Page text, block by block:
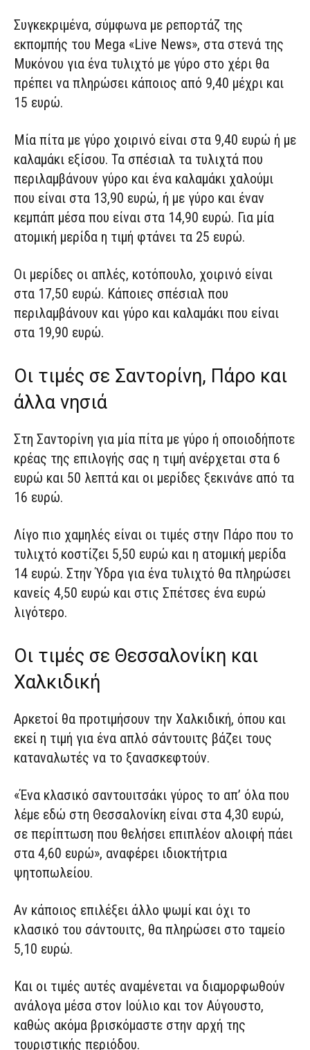
Συγκεκριμένα, σύμφωνα με ρεπορτάζ της
εκπομπής του Mega «Live News», στα στενά της
Μυκόνου για ένα τυλιχτό με γύρο στο χέρι θα
πρέπει να πληρώσει κάποιος από 9,40 μέχρι και
15 ευρώ.
Μία πίτα με γύρο χοιρινό είναι στα 9,40 ευρώ ή με
καλαμάκι εξίσου. Τα σπέσιαλ τα τυλιχτά που
περιλαμβάνουν γύρο και ένα καλαμάκι χαλούμι
που είναι στα 13,90 ευρώ, ή με γύρο και έναν
κεμπάπ μέσα που είναι στα 14,90 ευρώ. Για μία
ατομική μερίδα η τιμή φτάνει τα 25 ευρώ.
Οι μερίδες οι απλές, κοτόπουλο, χοιρινό είναι
στα 17,50 ευρώ. Κάποιες σπέσιαλ που
περιλαμβάνουν και γύρο και καλαμάκι που είναι
στα 19,90 ευρώ.
Οι τιμές σε Σαντορίνη, Πάρο και
άλλα νησιά
Στη Σαντορίνη για μία πίτα με γύρο ή οποιοδήποτε
κρέας της επιλογής σας η τιμή ανέρχεται στα 6
ευρώ και 50 λεπτά και οι μερίδες ξεκινάνε από τα
16 ευρώ.
Λίγο πιο χαμηλές είναι οι τιμές στην Πάρο που το
τυλιχτό κοστίζει 5,50 ευρώ και η ατομική μερίδα
14 ευρώ. Στην Ύδρα για ένα τυλιχτό θα πληρώσει
κανείς 4,50 ευρώ και στις Σπέτσες ένα ευρώ
λιγότερο.
Οι τιμές σε Θεσσαλονίκη και
Χαλκιδική
Αρκετοί θα προτιμήσουν την Χαλκιδική, όπου και
εκεί η τιμή για ένα απλό σάντουιτς βάζει τους
καταναλωτές να το ξανασκεφτούν.
«Ένα κλασικό σαντουιτσάκι γύρος το απ’ όλα που
λέμε εδώ στη Θεσσαλονίκη είναι στα 4,30 ευρώ,
σε περίπτωση που θελήσει επιπλέον αλοιφή πάει
στα 4,60 ευρώ», αναφέρει ιδιοκτήτρια
ψητοπωλείου.
Αν κάποιος επιλέξει άλλο ψωμί και όχι το
κλασικό του σάντουιτς, θα πληρώσει στο ταμείο
5,10 ευρώ.
Και οι τιμές αυτές αναμένεται να διαμορφωθούν
ανάλογα μέσα στον Ιούλιο και τον Αύγουστο,
καθώς ακόμα βρισκόμαστε στην αρχή της
τουριστικής περιόδου.